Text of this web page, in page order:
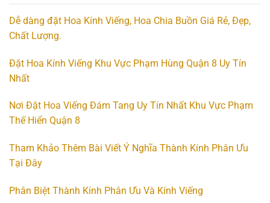
Dễ dàng đặt Hoa Kính Viếng, Hoa Chia Buồn Giá Rẻ, Đẹp,
Chất Lượng.
Đặt Hoa Kính Viếng Khu Vực Phạm Hùng Quận 8 Uy Tín
Nhất
Nơi Đặt Hoa Viếng Đám Tang Uy Tín Nhất Khu Vực Phạm
Thế Hiển Quận 8
Tham Khảo Thêm Bài Viết Ý Nghĩa Thành Kính Phân Ưu
Tại Đây
Phân Biệt Thành Kính Phân Ưu Và Kính Viếng